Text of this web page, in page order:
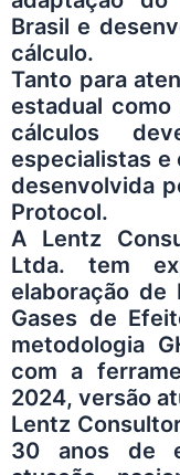
Brasil e
cálculo.
Tanto para
estadual
cálculos
especialistas e
desenvolvida
Protocol.
A Lentz
Ltda. tem
elaboração de
Gases de
metodologia
com a
2024, versão
Lentz
30 anos de